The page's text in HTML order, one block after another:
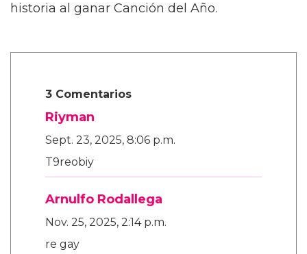
historia al ganar Canción del Año.
3 Comentarios
Riyman
Sept. 23, 2025, 8:06 p.m.
T9reobiy
Arnulfo Rodallega
Nov. 25, 2025, 2:14 p.m.
re gay